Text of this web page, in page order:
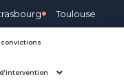
Toulouse
convictions